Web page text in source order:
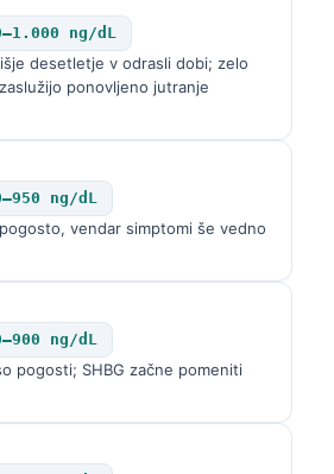
ng/dL
desetletje v odrasli dobi; zelo
ponovljeno jutranje
ng/dL
vendar simptomi še vedno
ng/dL
pogosti; SHBG začne pomeniti